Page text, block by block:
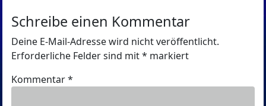
Schreibe einen Kommentar
Deine E-Mail-Adresse wird nicht veröffentlicht.
Erforderliche Felder sind mit* markiert
Kommentar*